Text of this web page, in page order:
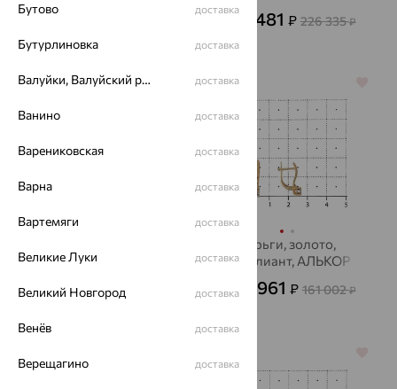
7 501 81 481 ₽ 226 335₽
64%
бриллиант
95 001₽ 263 891
64%
Серьги, золото,
бриллиант, АЛЬКОР
от 57 961 ₽ 161 002₽
Бутово доставка
Бутурлиновка доставка
Валуйки, Валуйский район доставка
Ванино доставка
Варениковская доставка
Варна доставка
Вартемяги доставка
Великие Луки доставка
Великий Новгород доставка
Венёв доставка
Верещагино доставка